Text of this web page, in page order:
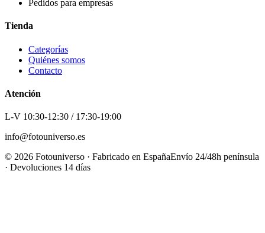
Pedidos para empresas
Tienda
Categorías
Quiénes somos
Contacto
Atención
L-V 10:30-12:30 / 17:30-19:00
info@fotouniverso.es
© 2026 Fotouniverso · Fabricado en EspañaEnvío 24/48h península
· Devoluciones 14 días